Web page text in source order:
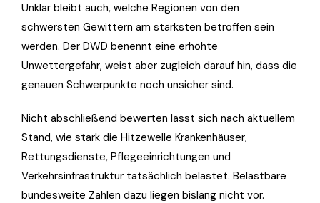
Unklar bleibt auch, welche Regionen von den
schwersten Gewittern am stärksten betroffen sein
werden. Der DWD benennt eine erhöhte
Unwettergefahr, weist aber zugleich darauf hin, dass die
genauen Schwerpunkte noch unsicher sind.
Nicht abschließend bewerten lässt sich nach aktuellem
Stand, wie stark die Hitzewelle Krankenhäuser,
Rettungsdienste, Pflegeeinrichtungen und
Verkehrsinfrastruktur tatsächlich belastet. Belastbare
bundesweite Zahlen dazu liegen bislang nicht vor.